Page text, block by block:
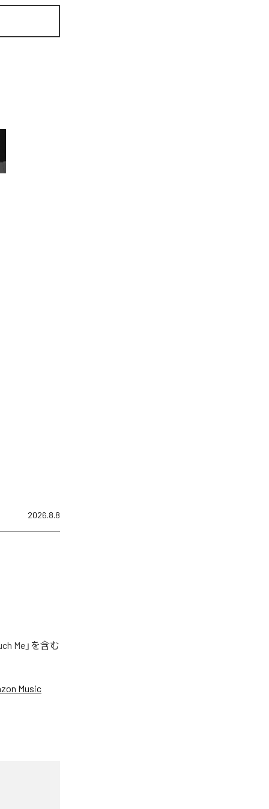
2026.8.8
Me」を含む
Music